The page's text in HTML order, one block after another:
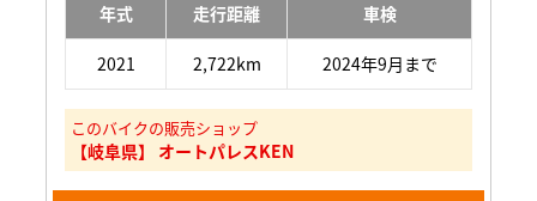
年式 走行距離 車検
2021 2,722km 2024年9月まで
このバイクの販売ショップ
【岐阜県】 オートパレスKEN